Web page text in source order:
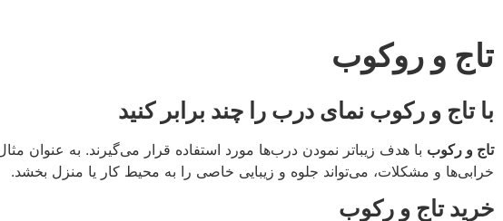
تاج و روکوب
با تاج و رکوب نمای درب را چند برابر کنید
تاج و رکوب با هدف زیباتر نمودن درب‌ها مورد استفاده قرار می‌گیرند. به عنوان
خرابی‌ها و مشکلات، می‌تواند جلوه و زیبایی خاصی را به محیط کار یا منزل بخشد.
خرید تاج و رکوب